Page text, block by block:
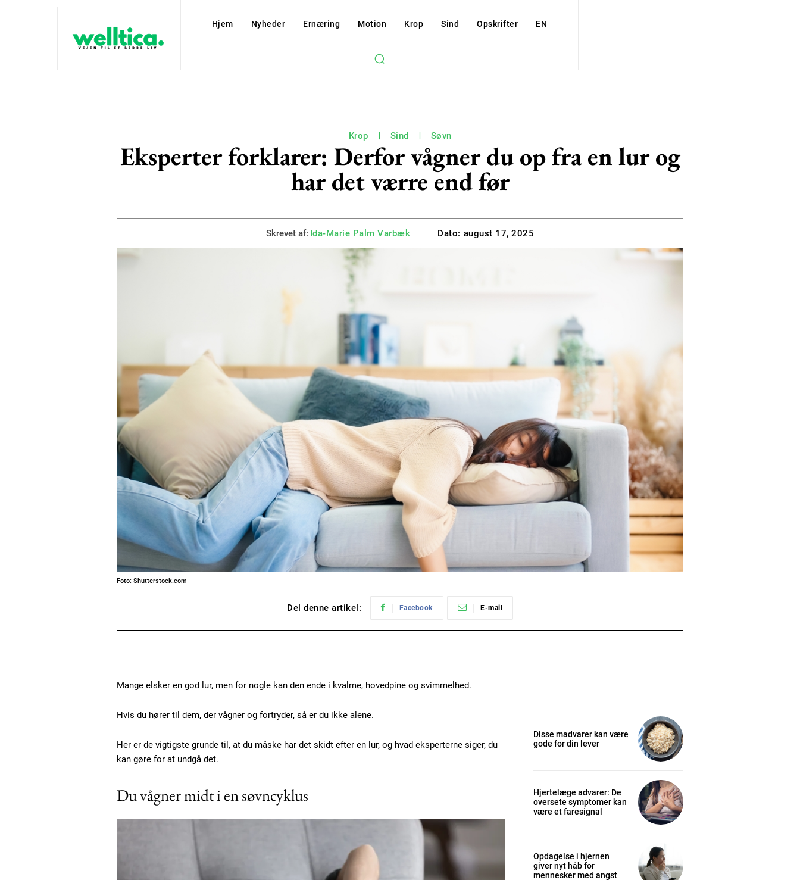
Hjem Nyheder Ernæring Motion Krop Sind Opskrifter EN
Krop Sind Søvn
Eksperter forklarer: Derfor vågner du op fra en lur og
har det værre end før
Skrevet af: Ida-Marie Palm Varbæk Dato: august 17, 2025
Foto: Shutterstock.com
Del denne artikel: Facebook E-mail
Mange elsker en god lur, men for nogle kan den ende i kvalme, hovedpine og svimmelhed.
Hvis du hører til dem, der vågner og fortryder, så er du ikke alene.
Her er de vigtigste grunde til, at du måske har det skidt efter en lur, og hvad eksperterne siger, du
kan gøre for at undgå det.
Du vågner midt i en søvncyklus
Disse madvarer kan være
gode for din lever
Hjertelæge advarer: De
oversete symptomer kan
være et faresignal
Opdagelse i hjernen
giver nyt håb for
mennesker med angst